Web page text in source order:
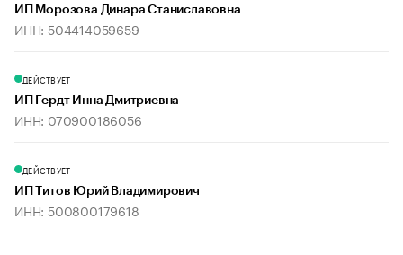
ИП Морозова Динара Станиславовна
ИНН: 504414059659
ДЕЙСТВУЕТ
ИП Гердт Инна Дмитриевна
ИНН: 070900186056
ДЕЙСТВУЕТ
ИП Титов Юрий Владимирович
ИНН: 500800179618